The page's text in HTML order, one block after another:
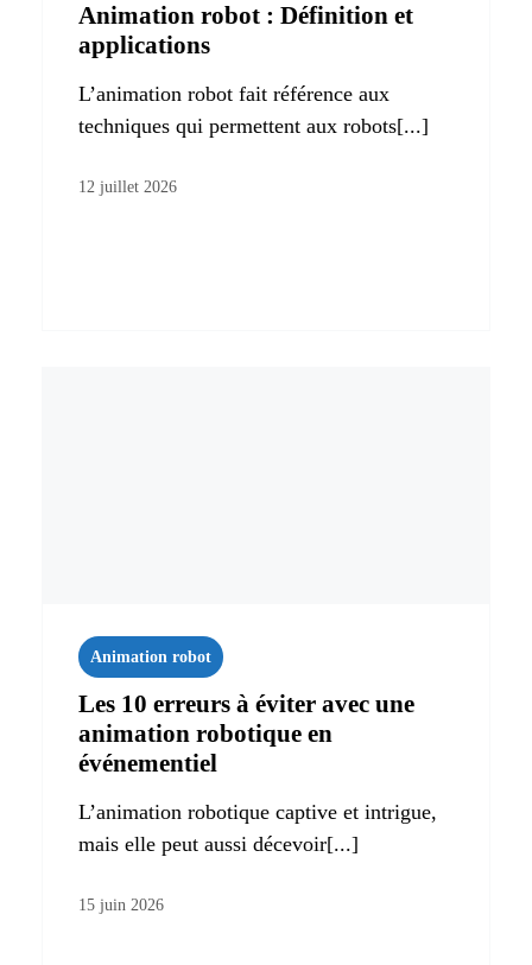
Animation robot : Définition et
applications
L’animation robot fait référence aux
techniques qui permettent aux robots[...]
12 juillet 2026
Animation robot
Les 10 erreurs à éviter avec une
animation robotique en
événementiel
L’animation robotique captive et intrigue,
mais elle peut aussi décevoir[...]
15 juin 2026